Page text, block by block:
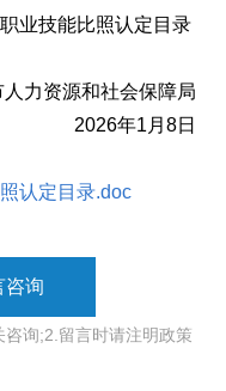
业技能比照认定目录
人力资源和社会保障局
2026年1月8日
认定目录.doc
咨询
咨询;2.留言时请注明政策